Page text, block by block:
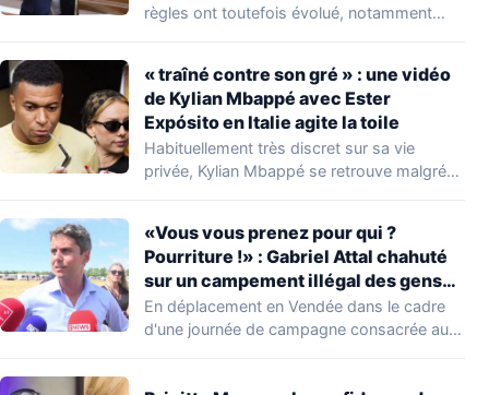
règles ont toutefois évolué, notamment
« traîné contre son gré » : une vidéo
de Kylian Mbappé avec Ester
Expósito en Italie agite la toile
Habituellement très discret sur sa vie
privée, Kylian Mbappé se retrouve malgré
«Vous vous prenez pour qui ?
Pourriture !» : Gabriel Attal chahuté
sur un campement illégal des gens
du voyage
En déplacement en Vendée dans le cadre
d'une journée de campagne consacrée aux